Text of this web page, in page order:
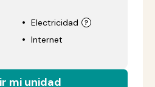
Electricidad
Internet
mi unidad